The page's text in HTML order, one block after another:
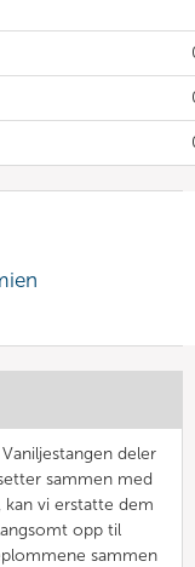
deler
sammen med
kan vi erstatte dem
opp til
sammen